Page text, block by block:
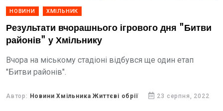
НОВИНИ ХМІЛЬНИК
Результати вчорашнього ігрового дня "Битви
районів" у Хмільнику
Вчора на міському стадіоні відбувся ще один етап
"Битви районів".
Автор: Новини Хмільника Життєві обрії 23 серпня, 2022